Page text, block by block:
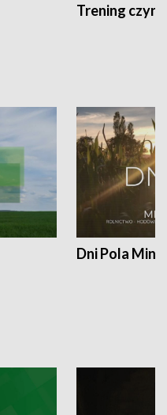
Trening czyni
Dni Pola